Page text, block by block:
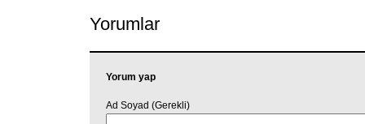
Yorumlar
Yorum yap
Ad Soyad (Gerekli)